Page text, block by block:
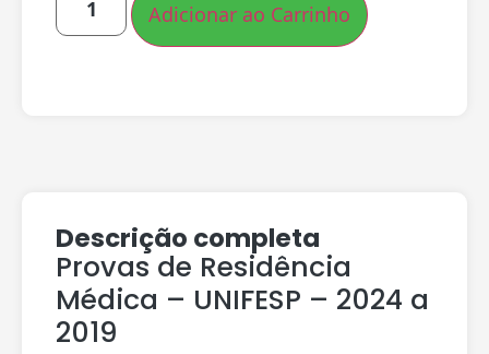
Adicionar ao Carrinho
Descrição completa
Provas de Residência
Médica – UNIFESP – 2024 a
2019